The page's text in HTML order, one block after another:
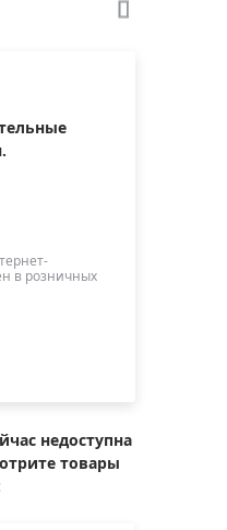
контроля
окружающей
(термощупы)
в розничных
недоступна
товары